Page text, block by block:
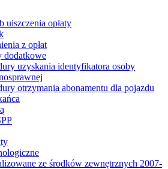
uiszczenia opłaty
z opłat
dodatkowe
uzyskania identyfikatora osoby
otrzymania abonamentu dla pojazdu
ze środków zewnętrznych 2007-